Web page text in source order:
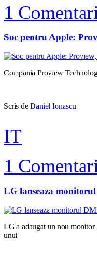
1
Soc pentru Apple:
Compania Proview
Scris de Daniel Ionascu
IT
1
LG lanseaza
LG a adaugat un nou
unui